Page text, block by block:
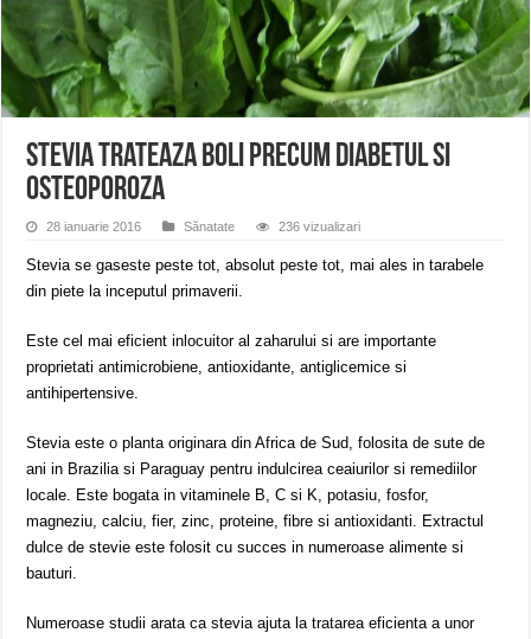
ANUNŢ OPRIRE APĂ în CARANSEBEȘ avarie
ANUNȚ OPRIRE APĂ în Reșița, cartier Țerova – avarie – 04.08.2026
Stevia trateaza boli precum diabetul si
osteoporoza
28 ianuarie 2016 Sănatate 236 vizualizari
Stevia se gaseste peste tot, absolut peste tot, mai ales in tarabele
din piete la inceputul primaverii.
Este cel mai eficient inlocuitor al zaharului si are importante
proprietati antimicrobiene, antioxidante, antiglicemice si
antihipertensive.
Stevia este o planta originara din Africa de Sud, folosita de sute de
ani in Brazilia si Paraguay pentru indulcirea ceaiurilor si remediilor
locale. Este bogata in vitaminele B, C si K, potasiu, fosfor,
magneziu, calciu, fier, zinc, proteine, fibre si antioxidanti. Extractul
dulce de stevie este folosit cu succes in numeroase alimente si
bauturi.
Numeroase studii arata ca stevia ajuta la tratarea eficienta a unor